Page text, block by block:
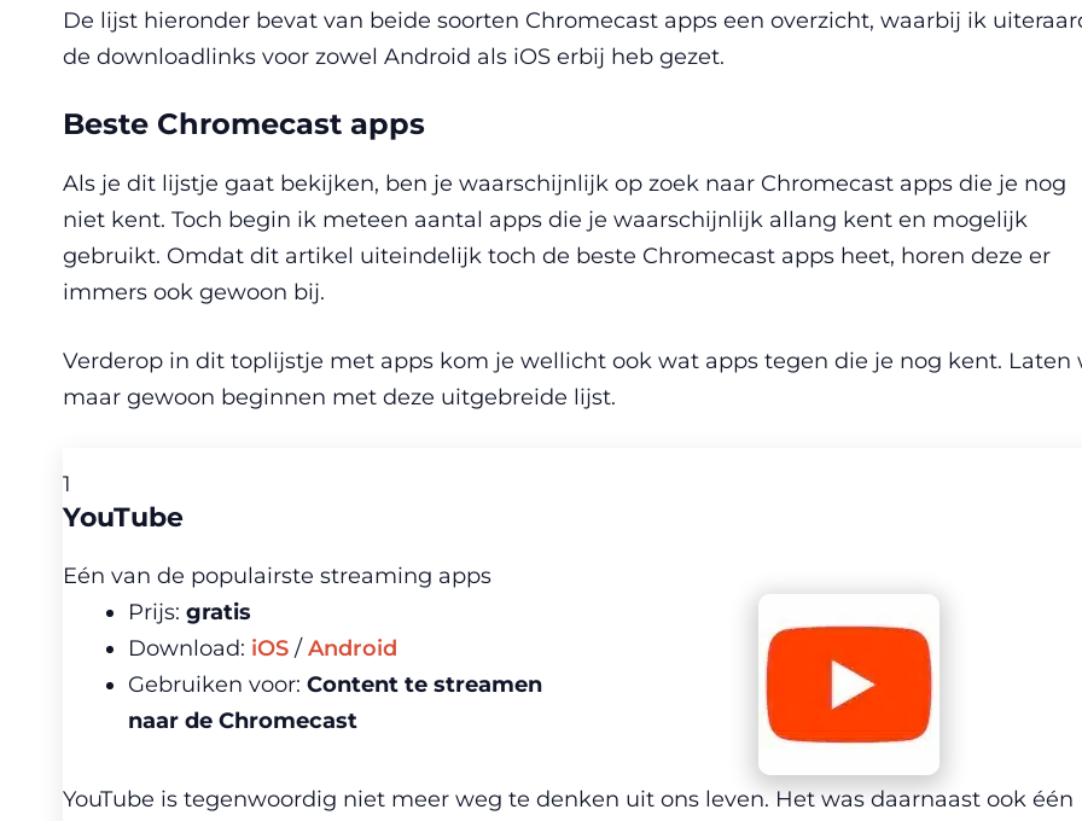
De lijst hieronder bevat van beide soorten Chromecast apps een overzicht, waarbij ik
de downloadlinks voor zowel Android als iOS erbij heb gezet.
Beste Chromecast apps
Als je dit lijstje gaat bekijken, ben je waarschijnlijk op zoek naar Chromecast apps die je nog
niet kent. Toch begin ik meteen aantal apps die je waarschijnlijk allang kent en mogelijk
gebruikt. Omdat dit artikel uiteindelijk toch de beste Chromecast apps heet, horen deze er
immers ook gewoon bij.
Verderop in dit toplijstje met apps kom je wellicht ook wat apps tegen die je nog kent. Laten
maar gewoon beginnen met deze uitgebreide lijst.
1
YouTube
Eén van de populairste streaming apps
Prijs: gratis
Download: iOS / Android
Gebruiken voor: Content te streamen
naar de Chromecast
YouTube is tegenwoordig niet meer weg te denken uit ons leven. Het was daarnaast ook één